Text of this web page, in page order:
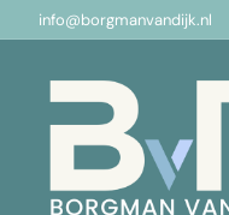
Cookievoorkeuren zijn
info@borgmanvandijk.nl